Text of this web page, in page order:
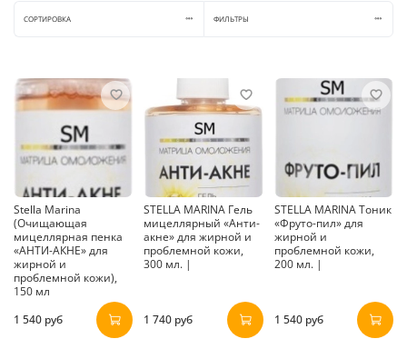
СОРТИРОВКА ФИЛЬТРЫ
Stella Marina
(Очищающая
мицеллярная пенка
«АНТИ-АКНЕ» для
жирной и
проблемной кожи),
150 мл
1 540 руб
STELLA MARINA Гель
мицеллярный «Анти-
акне» для жирной и
проблемной кожи,
300 мл. |
1 740 руб
STELLA MARINA Тоник
«Фруто-пил» для
жирной и
проблемной кожи,
200 мл. |
1 540 руб